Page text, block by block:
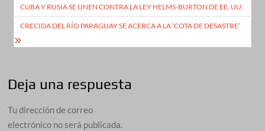
de
entradas
CUBA Y RUSIA SE UNEN CONTRA LA LEY HELMS-BURTON DE EE. UU.
CRECIDA DEL RÍO PARAGUAY SE ACERCA A LA ‘COTA DE DESASTRE’
Deja una respuesta
Tu dirección de correo
electrónico no será publicada.